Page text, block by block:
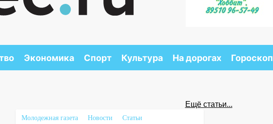
Экономика Спорт Культура На дорогах Гороскоп
Ещё статьи...
Молодежная газета Новости
Статьи